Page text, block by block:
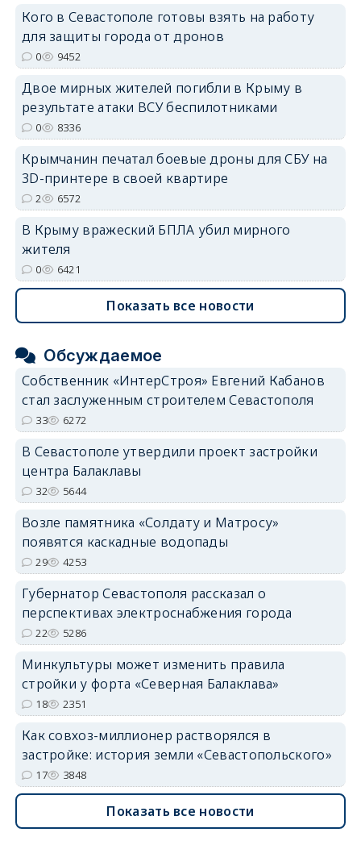
erid: 2SDnjdvhGXG
Кого в Севастополе готовы взять на работу
для защиты города от дронов
0 9452
Двое мирных жителей погибли в Крыму в
результате атаки ВСУ беспилотниками
0 8336
Крымчанин печатал боевые дроны для СБУ на
3D-принтере в своей квартире
2 6572
В Крыму вражеский БПЛА убил мирного
жителя
0 6421
Показать все новости
Обсуждаемое
Собственник «ИнтерСтроя» Евгений Кабанов
стал заслуженным строителем Севастополя
33 6272
В Севастополе утвердили проект застройки
центра Балаклавы
32 5644
Возле памятника «Солдату и Матросу»
появятся каскадные водопады
29 4253
Губернатор Севастополя рассказал о
перспективах электроснабжения города
22 5286
Минкультуры может изменить правила
стройки у форта «Северная Балаклава»
18 2351
Как совхоз-миллионер растворялся в
застройке: история земли «Севастопольского»
17 3848
Показать все новости